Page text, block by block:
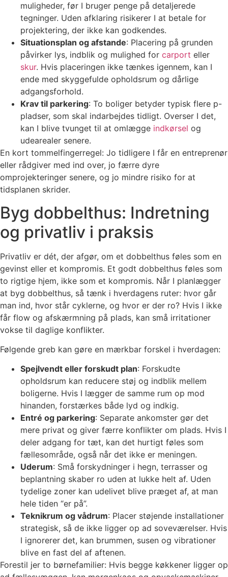
muligheder, før I bruger penge på detaljerede
tegninger. Uden afklaring risikerer I at betale for
projektering, der ikke kan godkendes.
Situationsplan og afstande: Placering på grunden
påvirker lys, indblik og mulighed for carport eller
skur. Hvis placeringen ikke tænkes igennem, kan I
ende med skyggefulde opholdsrum og dårlige
adgangsforhold.
Krav til parkering: To boliger betyder typisk flere p-
pladser, som skal indarbejdes tidligt. Overser I det,
kan I blive tvunget til at omlægge indkørsel og
udearealer senere.
En kort tommelfingerregel: Jo tidligere I får en entreprenør
eller rådgiver med ind over, jo færre dyre
omprojekteringer senere, og jo mindre risiko for at
tidsplanen skrider.
Byg dobbelthus: Indretning
og privatliv i praksis
Privatliv er dét, der afgør, om et dobbelthus føles som en
gevinst eller et kompromis. Et godt dobbelthus føles som
to rigtige hjem, ikke som et kompromis. Når I planlægger
at byg dobbelthus, så tænk i hverdagens ruter: hvor går
man ind, hvor står cyklerne, og hvor er der ro? Hvis I ikke
får flow og afskærmning på plads, kan små irritationer
vokse til daglige konflikter.
Følgende greb kan gøre en mærkbar forskel i hverdagen:
Spejlvendt eller forskudt plan: Forskudte
opholdsrum kan reducere støj og indblik mellem
boligerne. Hvis I lægger de samme rum op mod
hinanden, forstærkes både lyd og indkig.
Entré og parkering: Separate ankomster gør det
mere privat og giver færre konflikter om plads. Hvis I
deler adgang for tæt, kan det hurtigt føles som
fællesområde, også når det ikke er meningen.
Uderum: Små forskydninger i hegn, terrasser og
beplantning skaber ro uden at lukke helt af. Uden
tydelige zoner kan udelivet blive præget af, at man
hele tiden “er på”.
Teknikrum og vådrum: Placer støjende installationer
strategisk, så de ikke ligger op ad soveværelser. Hvis
I ignorerer det, kan brummen, susen og vibrationer
blive en fast del af aftenen.
Forestil jer to børnefamilier: Hvis begge køkkener ligger op